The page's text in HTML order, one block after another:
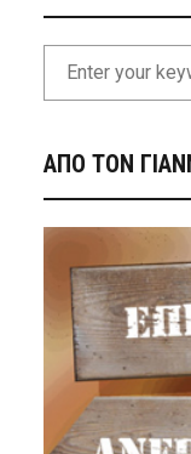
ΑΠΟ ΤΟΝ